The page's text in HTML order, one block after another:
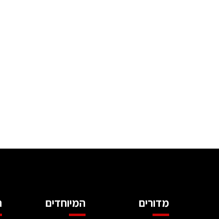
מדורים המיוחדים